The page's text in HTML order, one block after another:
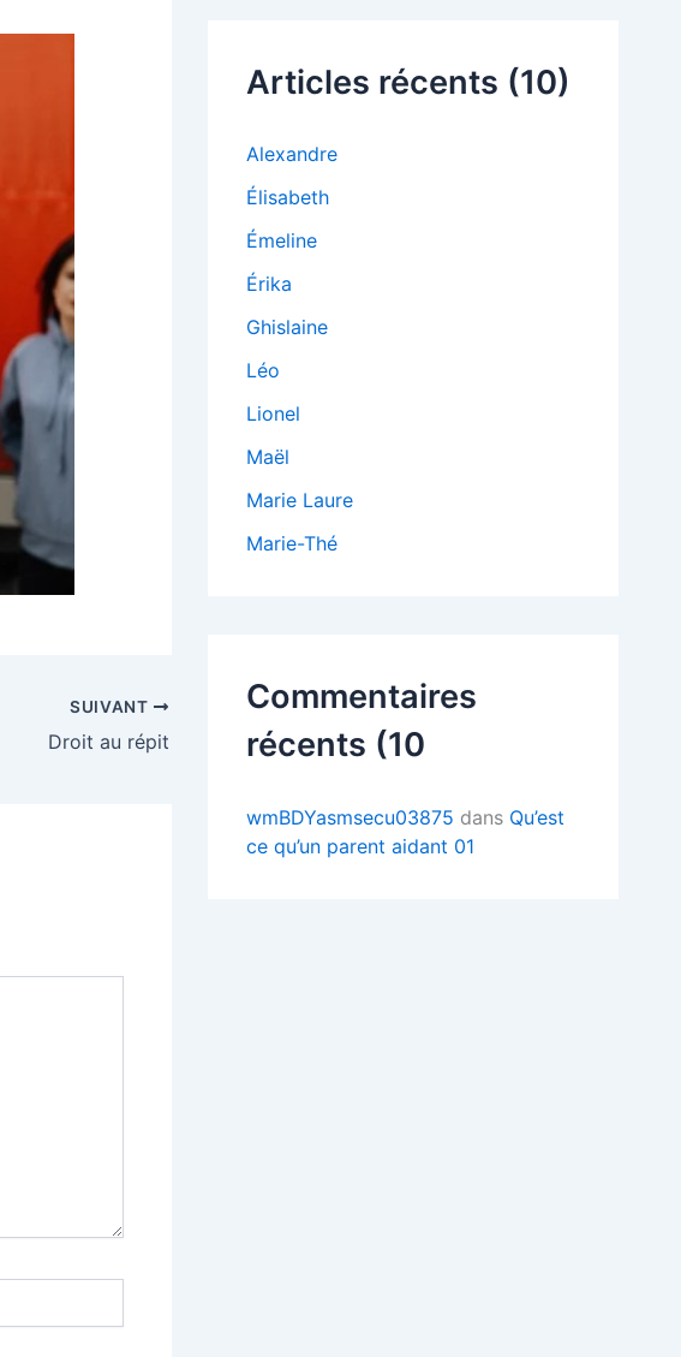
SUIVANT
Droit au répit
Articles récents (10)
Alexandre
Élisabeth
Émeline
Érika
Ghislaine
Léo
Lionel
Maël
Marie Laure
Marie-Thé
Commentaires
récents (10
wmBDYasmsecu03875 dans Qu’est
ce qu’un parent aidant 01